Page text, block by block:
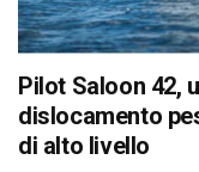
Pilot Saloon 42,
dislocamento
di alto livello